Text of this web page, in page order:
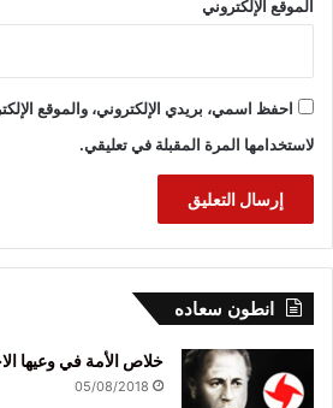
الموقع الإلكتروني
احفظ اسمي، بريدي الإلكتروني، والموقع
لاستخدامها المرة المقبلة في تعليقي.
انطون سعاده
خلاص الأمة في وعيها
05/08/2018